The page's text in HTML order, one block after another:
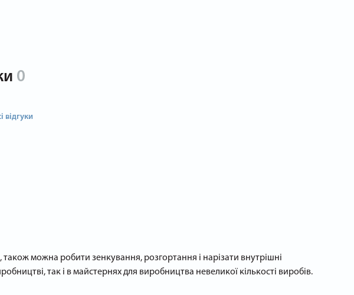
0
відгуки
також можна робити зенкування, розгортання і нарізати внутрішні
так і в майстернях для виробництва невеликої кількості виробів.